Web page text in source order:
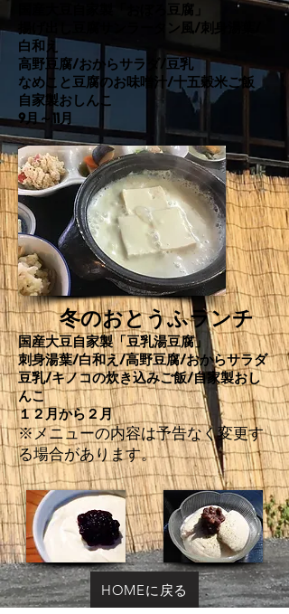
国産大豆自家製「おぼろ豆腐」
揚げ出し豆腐サンラータン風/刺身湯葉/
白和え
高野豆腐/おからサラダ/ 豆乳
なめこと豆腐のお味噌汁/十五穀米ご飯
自家製おしんこ
​9月～11月
冬のおとうふランチ
国産大豆自家製「豆乳湯豆腐」
刺身湯葉/白和え/高野豆腐/おからサラダ
豆乳/キノコの炊き込みご飯/自家製おし
んこ
​１２月から２月
※メニューの内容は予告なく変更す
る場合があります。
HOMEに戻る